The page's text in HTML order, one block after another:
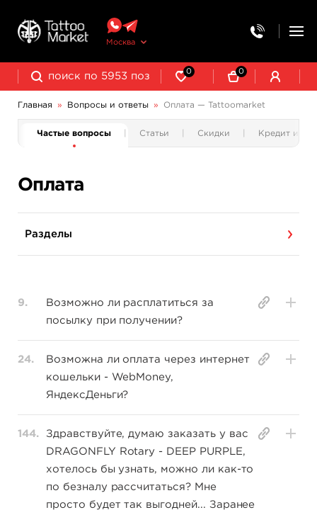
Москва
0 0
Главная » Вопросы и ответы » Оплата — Tattoomarket
Частые вопросы Статьи Скидки Кредит и
Оплата
9.
Возможно ли расплатиться за
посылку при получении?
24.
Возможна ли оплата через интернет
кошельки - WebMoney,
ЯндексДеньги?
144.
Здравствуйте, думаю заказать у вас
DRAGONFLY Rotary - DEEP PURPLE,
хотелось бы узнать, можно ли как-то
по безналу рассчитаться? Мне
просто будет так выгодней... Заранее
Разделы